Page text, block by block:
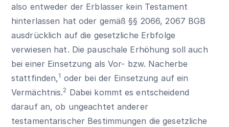
also entweder der Erblasser kein Testament
hinterlassen hat oder gemäß§§ 2066, 2067 BGB
ausdrücklich auf die gesetzliche Erbfolge
verwiesen hat. Die pauschale Erhöhung soll auch
bei einer Einsetzung als Vor- bzw. Nacherbe
stattfinden,1 oder bei der Einsetzung auf ein
Vermächtnis.2 Dabei kommt es entscheidend
darauf an, ob ungeachtet anderer
testamentarischer Bestimmungen die gesetzliche